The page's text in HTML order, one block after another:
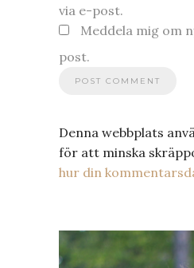
via e-post.
Meddela mig om
post.
Denna webbplats
för att minska
hur din